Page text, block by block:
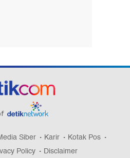
Siber Karir
Kotak Pos
Policy Disclaimer